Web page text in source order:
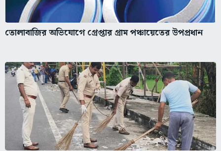
তোলাবাজির অভিযোগে গ্রেপ্তার গ্রাম পঞ্চায়েতের উপপ্রধান